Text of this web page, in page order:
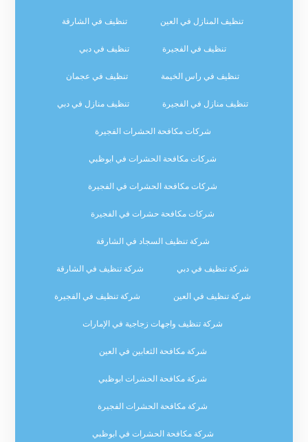
تنظيف المنازل في العين تنظيف في الشارقة
تنظيف في الفجيرة تنظيف في دبي
تنظيف في راس الخيمة تنظيف في عجمان
تنظيف منازل في الفجيرة تنظيف منازل في دبي
شركات مكافحة الحشرات الفجيرة
شركات مكافحة الحشرات في ابوظبي
شركات مكافحة الحشرات في الفجيرة
شركات مكافحة حشرات في الفجيرة
شركة تنظيف السجاد في الشارقة
شركة تنظيف في دبي شركة تنظيف في الشارقة
شركة تنظيف في العين شركة تنظيف في الفجيرة
شركة تنظيف واجهات زجاجية في الإمارات
شركة مكافحة الثعابين في العين
شركة مكافحة الحشرات ابوظبي
شركة مكافحة الحشرات الفجيرة
شركة مكافحة الحشرات في ابوظبي